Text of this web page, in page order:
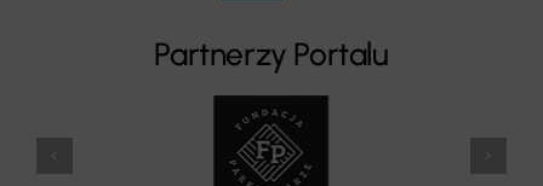
Partnerzy Portalu